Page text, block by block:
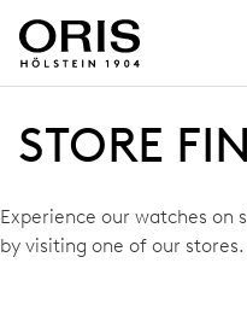
STORE
Experience our watches on
by visiting one of our stores.